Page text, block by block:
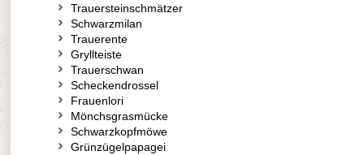
Trauersteinschmätzer
Schwarzmilan
Trauerente
Gryllteiste
Trauerschwan
Scheckendrossel
Frauenlori
Mönchsgrasmücke
Schwarzkopfmöwe
Grünzügelpapagei